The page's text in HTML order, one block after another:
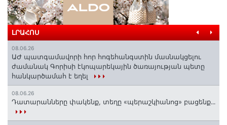
ԼՐԱՀՈՍ
08.06.26
ԱԺ պատգամավորի հոր հոգեհանգստին մասնակցելու
ժամանակ Գորիսի էկոպարեկային ծառայության պետը
հանկարծամահ է եղել
08.06.26
Դատարանները փակենք, տեղը «պերաշկիանոց» բացենք․․․